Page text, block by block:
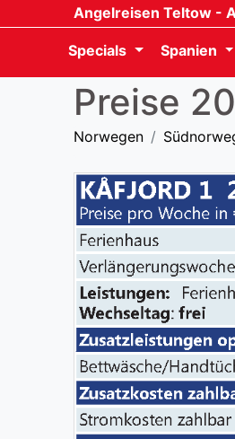
Angelreisen Teltow -
Specials
Spanien
Preise
Norwegen